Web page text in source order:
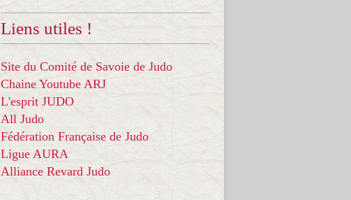
Liens utiles !
Site du Comité de Savoie de Judo
Chaine Youtube ARJ
L'esprit JUDO
All Judo
Fédération Française de Judo
Ligue AURA
Alliance Revard Judo